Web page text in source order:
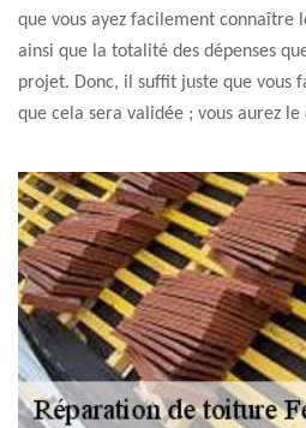
que vous ayez facilement connaître
ainsi que la totalité des dépenses
projet. Donc, il suffit juste que vous
que cela sera validée ; vous aurez